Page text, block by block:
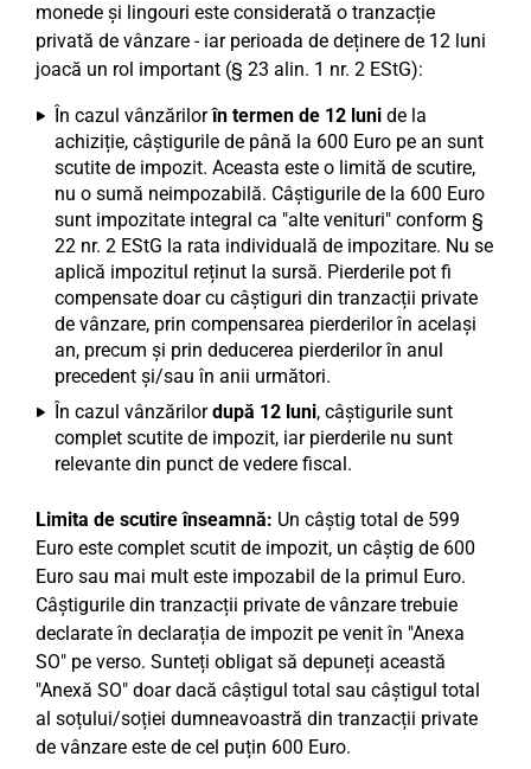
monede și lingouri este considerată o tranzacție
privată de vânzare - iar perioada de deținere de 12 luni
joacă un rol important (§ 23 alin. 1 nr. 2 EStG):
În cazul vânzărilorîn termen de 12 luni de la
achiziție, câștigurile de până la 600 Euro pe an sunt
scutite de impozit. Aceasta este o limită de scutire,
nu o sumă neimpozabilă. Câștigurile de la 600 Euro
sunt impozitate integral ca "alte venituri" conform §
22 nr. 2 EStG la rata individuală de impozitare. Nu se
aplică impozitul reținut la sursă. Pierderile pot fi
compensate doar cu câștiguri din tranzacții private
de vânzare, prin compensarea pierderilor în același
an, precum și prin deducerea pierderilor în anul
precedent și/sau în anii următori.
În cazul vânzărilordupă 12 luni, câștigurile sunt
complet scutite de impozit, iar pierderile nu sunt
relevante din punct de vedere fiscal.
Limita de scutire înseamnă: Un câștig total de 599
Euro este complet scutit de impozit, un câștig de 600
Euro sau mai mult este impozabil de la primul Euro.
Câștigurile din tranzacții private de vânzare trebuie
declarate în declarația de impozit pe venit în "Anexa
SO" pe verso. Sunteți obligat să depuneți această
"Anexă SO" doar dacă câștigul total sau câștigul total
al soțului/soției dumneavoastră din tranzacții private
de vânzare este de cel puțin 600 Euro.